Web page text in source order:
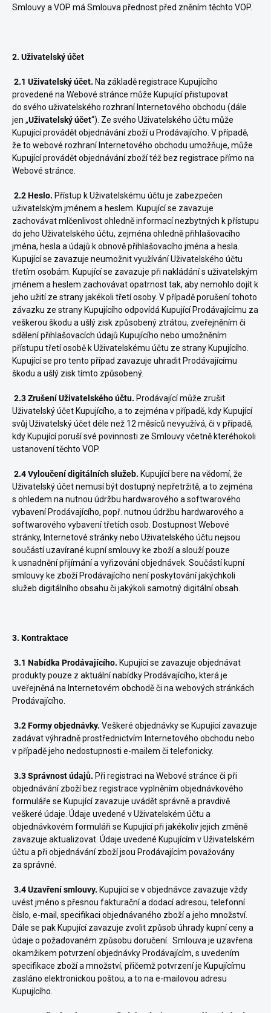
Smlouvy a VOP má Smlouva přednost před zněním těchto VOP.
2. Uživatelský účet
2.1 Uživatelský účet. Na základě registrace Kupujícího
provedené na Webové stránce může Kupující přistupovat
do svého uživatelského rozhraní Internetového obchodu (dále
jen „Uživatelský účet“). Ze svého Uživatelského účtu může
Kupující provádět objednávání zboží u Prodávajícího. V případě,
že to webové rozhraní Internetového obchodu umožňuje, může
Kupující provádět objednávání zboží též bez registrace přímo na
Webové stránce.
2.2 Heslo. Přístup k Uživatelskému účtu je zabezpečen
uživatelským jménem a heslem. Kupující se zavazuje
zachovávat mlčenlivost ohledně informací nezbytných k přístupu
do jeho Uživatelského účtu, zejména ohledně přihlašovacího
jména, hesla a údajů k obnově přihlašovacího jména a hesla.
Kupující se zavazuje neumožnit využívání Uživatelského účtu
třetím osobám. Kupující se zavazuje při nakládání s uživatelským
jménem a heslem zachovávat opatrnost tak, aby nemohlo dojít k
jeho užití ze strany jakékoli třetí osoby. V případě porušení tohoto
závazku ze strany Kupujícího odpovídá Kupující Prodávajícímu za
veškerou škodu a ušlý zisk způsobený ztrátou, zveřejněním či
sdělení přihlašovacích údajů Kupujícího nebo umožněním
přístupu třetí osobě k Uživatelskému účtu ze strany Kupujícího.
Kupující se pro tento případ zavazuje uhradit Prodávajícímu
škodu a ušlý zisk tímto způsobený.
2.3 Zrušení Uživatelského účtu. Prodávající může zrušit
Uživatelský účet Kupujícího, a to zejména v případě, kdy Kupující
svůj Uživatelský účet déle než 12 měsíců nevyužívá, či v případě,
kdy Kupující poruší své povinnosti ze Smlouvy včetně kteréhokoli
ustanovení těchto VOP.
2.4 Vyloučení digitálních služeb. Kupující bere na vědomí, že
Uživatelský účet nemusí být dostupný nepřetržitě, a to zejména
s ohledem na nutnou údržbu hardwarového a softwarového
vybavení Prodávajícího, popř. nutnou údržbu hardwarového a
softwarového vybavení třetích osob. Dostupnost Webové
stránky, Internetové stránky nebo Uživatelského účtu nejsou
součástí uzavírané kupní smlouvy ke zboží a slouží pouze
k usnadnění přijímání a vyřizování objednávek. Součástí kupní
smlouvy ke zboží Prodávajícího není poskytování jakýchkoli
služeb digitálního obsahu či jakýkoli samotný digitální obsah.
3. Kontraktace
3.1 Nabídka Prodávajícího. Kupující se zavazuje objednávat
produkty pouze z aktuální nabídky Prodávajícího, která je
uveřejněná na Internetovém obchodě či na webových stránkách
Prodávajícího.
3.2 Formy objednávky. Veškeré objednávky se Kupující zavazuje
zadávat výhradně prostřednictvím Internetového obchodu nebo
v případě jeho nedostupnosti e-mailem či telefonicky.
3.3 Správnost údajů. Při registraci na Webové stránce či při
objednávání zboží bez registrace vyplněním objednávkového
formuláře se Kupující zavazuje uvádět správně a pravdivě
veškeré údaje. Údaje uvedené v Uživatelském účtu a
objednávkovém formuláři se Kupující při jakékoliv jejich změně
zavazuje aktualizovat. Údaje uvedené Kupujícím v Uživatelském
účtu a při objednávání zboží jsou Prodávajícím považovány
za správné.
3.4 Uzavření smlouvy. Kupující se v objednávce zavazuje vždy
uvést jméno s přesnou fakturační a dodací adresou, telefonní
číslo, e-mail, specifikaci objednávaného zboží a jeho množství.
Dále se pak Kupující zavazuje zvolit způsob úhrady kupní ceny a
údaje o požadovaném způsobu doručení. Smlouva je uzavřena
okamžikem potvrzení objednávky Prodávajícím, s uvedením
specifikace zboží a množství, přičemž potvrzení je Kupujícímu
zasláno elektronickou poštou, a to na e-mailovou adresu
Kupujícího.